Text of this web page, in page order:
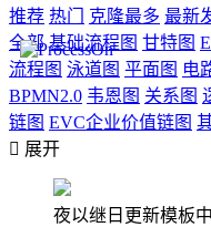
推荐 热门 克隆最多 最新
全部 基础流程图 甘特图
流程图 泳道图 平面图 电
BPMN2.0 韦恩图 关系图
链图 EVC企业价值链图
 展开
夜以继日更新模板